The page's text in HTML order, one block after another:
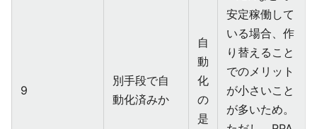
9
別手段で自
動化済みか
自
動
化
の
是
安定稼働して
いる場合、作
り替えること
でのメリット
が小さいこと
が多いため。